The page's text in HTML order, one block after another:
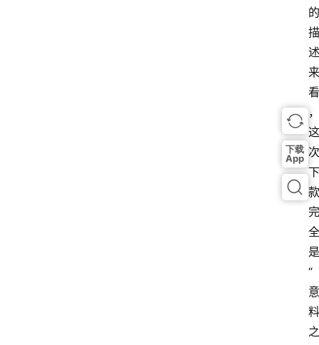
的
描
述
来
看
，
这
次
下
款
完
全
是
“
意
料
之
下载
App